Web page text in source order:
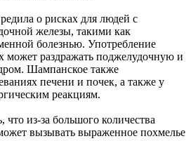
о рисках для людей с
железы, такими как
болезнью. Употребление
может раздражать поджелудочную и
Шампанское также
печени и почек, а также у
реакциям.
что из-за большого количества
вызывать выраженное похмелье